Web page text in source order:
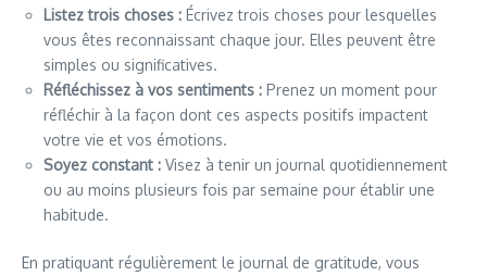
Listez trois choses : Écrivez trois choses pour lesquelles
vous êtes reconnaissant chaque jour. Elles peuvent être
simples ou significatives.
Réfléchissez à vos sentiments : Prenez un moment pour
réfléchir à la façon dont ces aspects positifs impactent
votre vie et vos émotions.
Soyez constant : Visez à tenir un journal quotidiennement
ou au moins plusieurs fois par semaine pour établir une
habitude.
En pratiquant régulièrement le journal de gratitude, vous